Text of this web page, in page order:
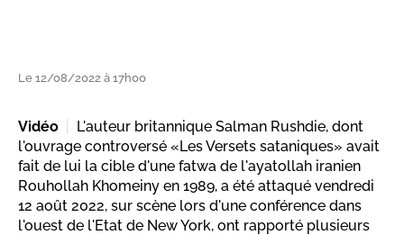
Le 12/08/2022 à 17h00
Vidéo
L'auteur britannique Salman Rushdie, dont
l'ouvrage controversé «Les Versets sataniques» avait
fait de lui la cible d'une fatwa de l'ayatollah iranien
Rouhollah Khomeiny en 1989, a été attaqué vendredi
12 août 2022, sur scène lors d'une conférence dans
l'ouest de l'Etat de New York, ont rapporté plusieurs